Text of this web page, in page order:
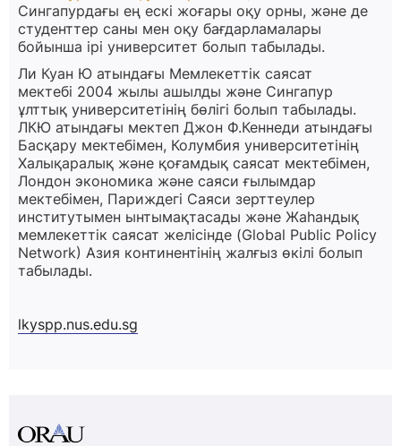
Сингапурдағы ең ескі жоғары оқу орны, және де
студенттер саны мен оқу бағдарламалары
бойынша ірі университет болып табылады.
Ли Куан Ю атындағы Мемлекеттік саясат
мектебі 2004 жылы ашылды және Сингапур
ұлттық университетінің бөлігі болып табылады.
ЛКЮ атындағы мектеп Джон Ф.Кеннеди атындағы
Басқару мектебімен, Колумбия университетінің
Халықаралық және қоғамдық саясат мектебімен,
Лондон экономика және саяси ғылымдар
мектебімен, Париждегі Саяси зерттеулер
институтымен ынтымақтасады және Жаһандық
мемлекеттік саясат желісінде (Global Public Policy
Network) Азия континентінің жалғыз өкілі болып
табылады.
lkyspp.nus.edu.sg